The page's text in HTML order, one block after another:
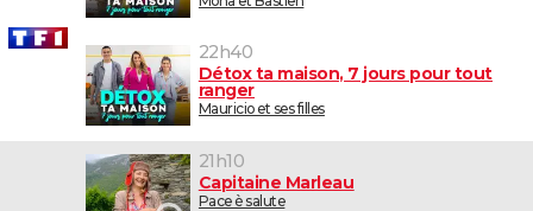
22h40
Détox ta maison, 7 jours pour tout
ranger
Mauricio et ses filles
21h10
Capitaine Marleau
Pace è salute